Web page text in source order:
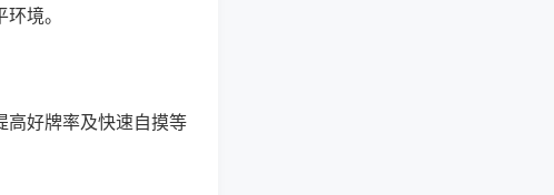
境。
高好牌率及快速自摸等